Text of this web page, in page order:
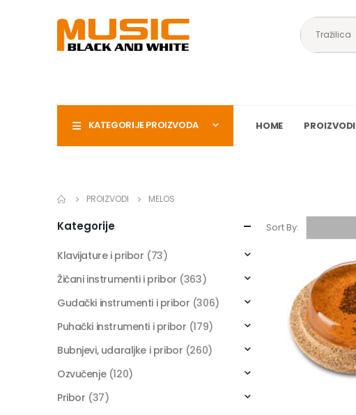
KATEGORIJE PROIZVODA HOME PROIZVODI
PROIZVODI MELOS
Sort By:
Kategorije
Klavijature i pribor (73)
Žičani instrumenti i pribor (363)
Gudački instrumenti i pribor (306)
Puhački instrumenti i pribor (179)
Bubnjevi, udaraljke i pribor (260)
Ozvučenje (120)
Pribor (37)